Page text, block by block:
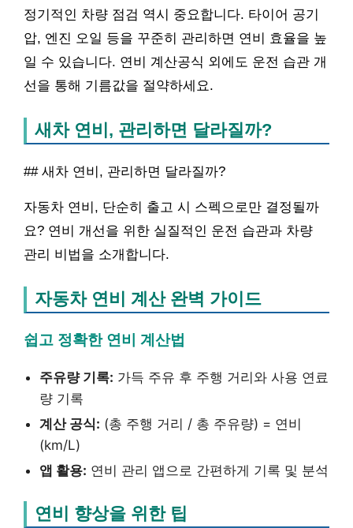
정기적인 차량 점검 역시 중요합니다. 타이어 공기
압, 엔진 오일 등을 꾸준히 관리하면 연비 효율을 높
일 수 있습니다. 연비 계산공식 외에도 운전 습관 개
선을 통해 기름값을 절약하세요.
새차 연비, 관리하면 달라질까?
## 새차 연비, 관리하면 달라질까?
자동차 연비, 단순히 출고 시 스펙으로만 결정될까
요? 연비 개선을 위한 실질적인 운전 습관과 차량
관리 비법을 소개합니다.
자동차 연비 계산 완벽 가이드
쉽고 정확한 연비 계산법
주유량 기록: 가득 주유 후 주행 거리와 사용 연료
량 기록
계산 공식: (총 주행 거리 / 총 주유량) = 연비
(km/L)
앱 활용: 연비 관리 앱으로 간편하게 기록 및 분석
연비 향상을 위한 팁